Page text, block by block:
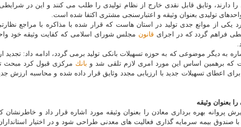
را دارند، وثایق قابل نقدی خارج از نظام تولیدی را طلب می كنند و این در
تولیدی بعنوان وثیقه و اعتبارسنجی مشتری اكتفا شده است.
یكی از موانع جدی تولید در استان هاست كه قرار شده با مذاكره با مراجع
فراهم گردد كه در اجرای قانون مجلس شورای اسلامی كه كفایت وثیقه خود
به دیگر موضوعی كه به حوزه تسهیلات بانكی تولید برمی گردد، ادامه داد: تجدید
برهمین اساس این مورد امری لازم تلقی شد و بانك مركزی قبول كرد مبحث
برای اعطای تسهیلات جدید با ارزیابی مجدد وثایق قرار داده شده و محاسبه ارزش
بعنوان وثیقه
پروانه بهره برداری معادن را بعنوان وثیقه مورد اشاره قرار داد و
صندوق بیمه سرمایه گذاری فعالیت های معدنی طراحی شود و در اختیار استانداران